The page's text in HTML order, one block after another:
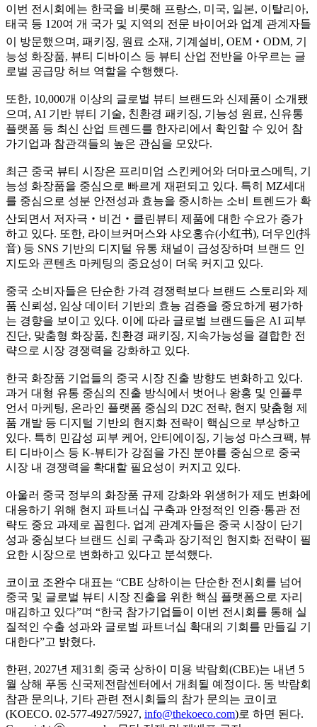
이번 전시회에는 한국을 비롯해 프랑스, 미국, 일본, 이탈리아,
태국 등 120여 개 국가 및 지역의 전문 바이어와 업계 관계자들
이 방문했으며, 패키징, 원료 소재, 기계설비, OEM‧ODM, 기
능성 화장품, 뷰티 디바이스 등 뷰티 산업 전반을 아우르는 글
로벌 공급망 허브 역할을 수행했다.
또한, 10,000개 이상의 글로벌 뷰티 브랜드와 신제품이 소개됐
으며, AI 기반 뷰티 기술, 친환경 패키징, 기능성 원료, 신유통
플랫폼 등 최신 산업 트렌드를 한자리에서 확인할 수 있어 참
가기업과 참관객들의 높은 관심을 모았다.
최근 중국 뷰티 시장은 프리미엄 스킨케어와 더마코스메틱, 기
능성 화장품을 중심으로 빠르게 재편되고 있다. 특히 MZ세대
를 중심으로 성분 안전성과 효능을 중시하는 소비 트렌드가 확
산되면서 저자극‧비건‧클린뷰티 제품에 대한 수요가 증가
하고 있다. 또한, 라이브커머스와 샤오홍슈(小红书), 더우인(抖
音) 등 SNS 기반의 디지털 유통 채널이 급성장하며 브랜드 인
지도와 콘텐츠 마케팅의 중요성이 더욱 커지고 있다.
중국 소비자들은 단순한 가격 경쟁력보다 브랜드 스토리와 제
품 신뢰성, 임상 데이터 기반의 효능 검증을 중요하게 평가하
는 경향을 보이고 있다. 이에 따라 글로벌 브랜드들은 AI 피부
진단, 맞춤형 화장품, 친환경 패키징, 지속가능성을 결합한 전
략으로 시장 경쟁력을 강화하고 있다.
한국 화장품 기업들의 중국 시장 진출 방향도 변화하고 있다.
과거 대형 유통 중심의 진출 방식에서 벗어나 왕홍 및 인플루
언서 마케팅, 온라인 플랫폼 중심의 D2C 전략, 현지 맞춤형 제
품 개발 등 디지털 기반의 현지화 전략이 핵심으로 부상하고
있다. 특히 민감성 피부 케어, 안티에이징, 기능성 마스크팩, 뷰
티 디바이스 등 K-뷰티가 강점을 가진 분야를 중심으로 중국
시장 내 경쟁력을 확대할 필요성이 커지고 있다.
아울러 중국 정부의 화장품 규제 강화와 위생허가 제도 변화에
대응하기 위해 현지 파트너십 구축과 안정적인 인증·통관 전
략도 중요 과제로 꼽힌다. 업계 관계자들은 중국 시장이 단기
성과 중심보다 브랜드 신뢰 구축과 장기적인 현지화 전략이 필
요한 시장으로 변화하고 있다고 분석했다.
코이코 조완수 대표는 “CBE 상하이는 단순한 전시회를 넘어
중국 및 글로벌 뷰티 시장 진출을 위한 핵심 플랫폼으로 자리
매김하고 있다”며 “한국 참가기업들이 이번 전시회를 통해 실
질적인 수출 성과와 글로벌 파트너십 확대의 기회를 만들길 기
대한다”고 밝혔다.
한편, 2027년 제31회 중국 상하이 미용 박람회(CBE)는 내년 5
월 상해 푸동 신국제전람센터에서 개최될 예정이다. 동 박람회
참관 문의나, 기타 관련 전시회들의 참가 문의는 코이코
(KOECO. 02-577-4927/5927, info@thekoeco.com)로 하면 된다.